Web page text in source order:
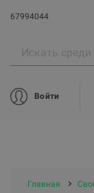
67994044
Войти
Главная